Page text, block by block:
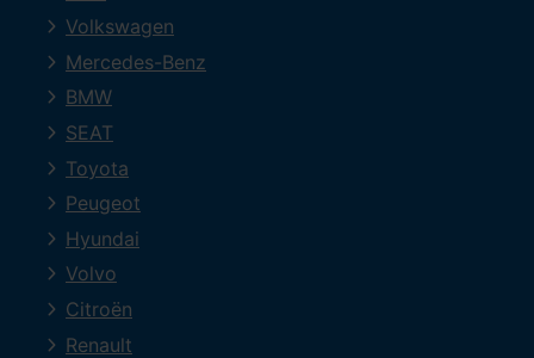
Volkswagen
Mercedes-Benz
BMW
SEAT
Toyota
Peugeot
Hyundai
Volvo
Citroën
Renault